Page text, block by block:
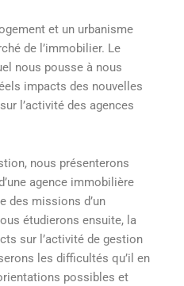
et un urbanisme
de l’immobilier. Le
nous pousse à nous
impacts des nouvelles
l’activité des agences
nous présenterons
agence immobilière
des missions d’un
étudierons ensuite, la
sur l’activité de gestion
les difficultés qu’il en
possibles et